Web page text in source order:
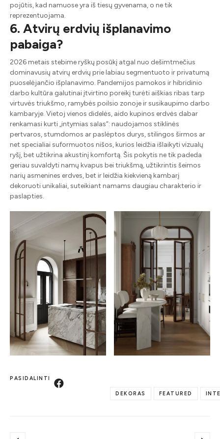
pojūtis, kad namuose yra iš tiesų gyvenama, o ne tik
reprezentuojama.
6. Atvirų erdvių išplanavimo
pabaiga?
2026 metais stebime ryškų posūkį atgal nuo dešimtmečius
dominavusių atvirų erdvių prie labiau segmentuoto ir privatumą
puoselėjančio išplanavimo. Pandemijos pamokos ir hibridinio
darbo kultūra galutinai įtvirtino poreikį turėti aiškias ribas tarp
virtuvės triukšmo, ramybės poilsio zonoje ir susikaupimo darbo
kambaryje. Vietoj vienos didelės, aido kupinos erdvės dabar
renkamasi kurti „intymias salas“: naudojamos stiklinės
pertvaros, stumdomos ar paslėptos durys, stilingos širmos ar
net specialiai suformuotos nišos, kurios leidžia išlaikyti vizualų
ryšį, bet užtikrina akustinį komfortą. Šis pokytis ne tik padeda
geriau suvaldyti namų kvapus bei triukšmą, užtikrintis šeimos
narių asmenines erdves, bet ir leidžia kiekvieną kambarį
dekoruoti unikaliai, suteikiant namams daugiau charakterio ir
paslapties.
PASIDALINTI
DEKORAS FEATURED